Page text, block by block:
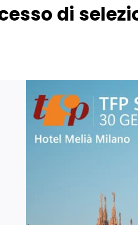
di